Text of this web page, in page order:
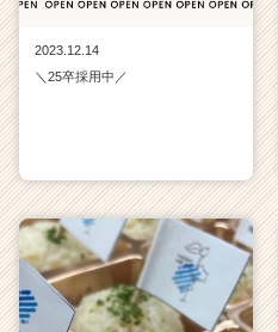
2023.12.14
＼25卒採用中／